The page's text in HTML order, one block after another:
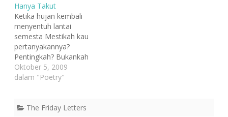
Mengeluh, meratap pun
manusiawi tapi apakah
kita akan terus pesimis
seperti itu? Jika hidup
adalah pencarian, maka
kita tak usah
mempertanyakan apa
yang akan terjadi…
Hanya Takut
Ketika hujan kembali
menyentuh lantai
semesta Mestikah kau
pertanyakannya?
Pentingkah? Bukankah
kau tak benar-benar ingin
tahu Hanya takut basah
dan membuat langkah
Oktober 5, 2009
dalam "Poetry"
The Friday Letters